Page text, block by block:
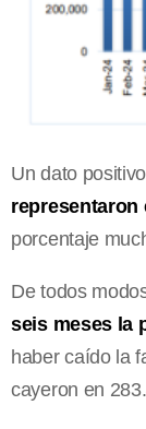
Un dato
representaron
porcentaje
De todos
seis meses la
haber caído la
cayeron en